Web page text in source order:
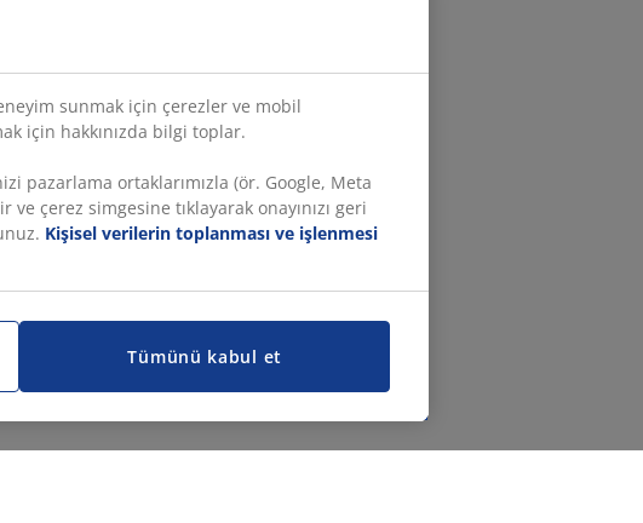
sunmak için çerezler ve mobil
için hakkınızda bilgi toplar.
pazarlama ortaklarımızla (ör. Google, Meta
çerez simgesine tıklayarak onayınızı geri
Kişisel verilerin toplanması ve işlenmesi
Tümünü kabul et